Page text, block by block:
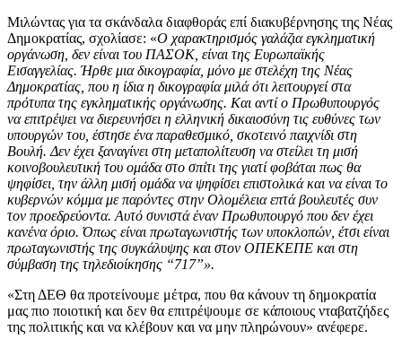
Μιλώντας για τα σκάνδαλα διαφθοράς επί διακυβέρνησης της Νέας
Δημοκρατίας, σχολίασε: «Ο χαρακτηρισμός γαλάζια εγκληματική
οργάνωση, δεν είναι του ΠΑΣΟΚ, είναι της Ευρωπαϊκής
Εισαγγελίας. Ήρθε μια δικογραφία, μόνο με στελέχη της Νέας
Δημοκρατίας, που η ίδια η δικογραφία μιλά ότι λειτουργεί στα
πρότυπα της εγκληματικής οργάνωσης. Και αντί ο Πρωθυπουργός
να επιτρέψει να διερευνήσει η ελληνική δικαιοσύνη τις ευθύνες των
υπουργών του, έστησε ένα παραθεσμικό, σκοτεινό παιχνίδι στη
Βουλή. Δεν έχει ξαναγίνει στη μεταπολίτευση να στείλει τη μισή
κοινοβουλευτική του ομάδα στο σπίτι της γιατί φοβάται πως θα
ψηφίσει, την άλλη μισή ομάδα να ψηφίσει επιστολικά και να είναι το
κυβερνών κόμμα με παρόντες στην Ολομέλεια επτά βουλευτές συν
τον προεδρεύοντα. Αυτό συνιστά έναν Πρωθυπουργό που δεν έχει
κανένα όριο. Όπως είναι πρωταγωνιστής των υποκλοπών, έτσι είναι
πρωταγωνιστής της συγκάλυψης και στον ΟΠΕΚΕΠΕ και στη
σύμβαση της τηλεδιοίκησης “717”».
«Στη ΔΕΘ θα προτείνουμε μέτρα, που θα κάνουν τη δημοκρατία
μας πιο ποιοτική και δεν θα επιτρέψουμε σε κάποιους νταβατζήδες
της πολιτικής και να κλέβουν και να μην πληρώνουν» ανέφερε.